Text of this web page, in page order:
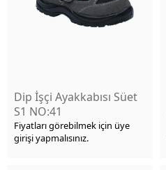
Dip İşçi Ayakkabısı Süet
S1 NO:41
Fiyatları görebilmek için üye
girişi yapmalısınız.